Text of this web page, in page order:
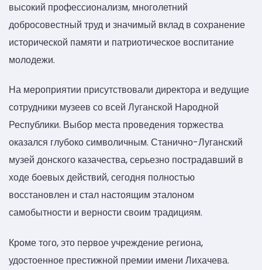
высокий профессионализм, многолетний
добросовестный труд и значимый вклад в сохранение
исторической памяти и патриотическое воспитание
молодежи.
На мероприятии присутствовали директора и ведущие
сотрудники музеев со всей Луганской Народной
Республики. Выбор места проведения торжества
оказался глубоко символичным. Станично-Луганский
музей донского казачества, серьезно пострадавший в
ходе боевых действий, сегодня полностью
восстановлен и стал настоящим эталоном
самобытности и верности своим традициям.
Кроме того, это первое учреждение региона,
удостоенное престижной премии имени Лихачева.